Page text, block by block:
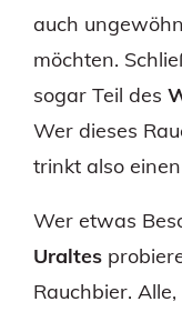
auch
möchten.
sogar Teil des
Wer dieses
trinkt also
Wer etwas
Uraltes
Rauchbier.